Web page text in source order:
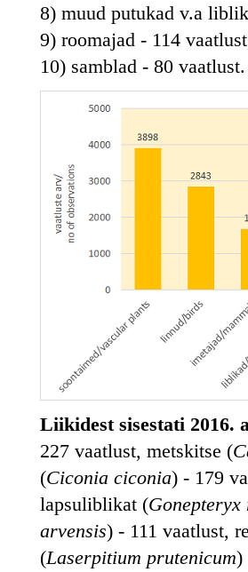
8) muud putukad v.a
9) roomajad - 114
10) samblad - 80 vaatlust.
Liikidest sisestati 2016.
227 vaatlust, metskitse (
(Ciconia ciconia) - 179
lapsuliblikat (Gonepteryx
arvensis) - 111 vaatlust,
(Laserpitium prutenicum)